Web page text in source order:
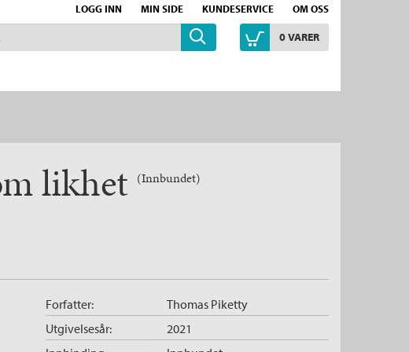
LOGG INN MIN SIDE KUNDESERVICE OM OSS
0VARER
likhet (Innbundet)
Forfatter: Thomas Piketty
Utgivelsesår: 2021